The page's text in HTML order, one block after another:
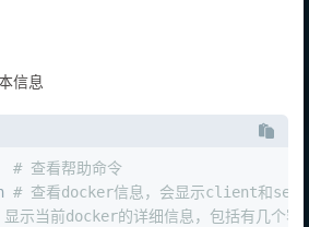
信息
# 查看帮助命令
# 查看docker信息，会显示client和
示当前docker的详细信息，包括有几个容